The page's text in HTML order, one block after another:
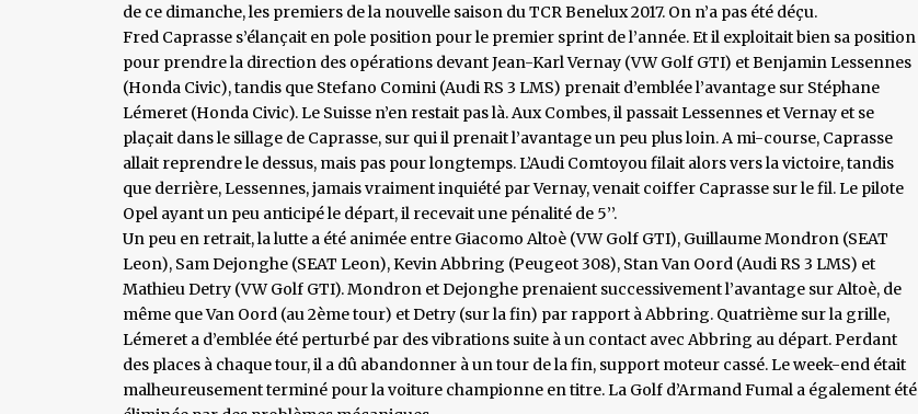
de ce dimanche, les premiers de la nouvelle saison du TCR Benelux 2017. On n’a pas été déçu.
Fred Caprasse s’élançait en pole position pour le premier sprint de l’année. Et il exploitait bien sa position
pour prendre la direction des opérations devant Jean-Karl Vernay (VW Golf GTI) et Benjamin Lessennes
(Honda Civic), tandis que Stefano Comini (Audi RS 3 LMS) prenait d’emblée l’avantage sur Stéphane
Lémeret (Honda Civic). Le Suisse n’en restait pas là. Aux Combes, il passait Lessennes et Vernay et se
plaçait dans le sillage de Caprasse, sur qui il prenait l’avantage un peu plus loin. A mi-course, Caprasse
allait reprendre le dessus, mais pas pour longtemps. L’Audi Comtoyou filait alors vers la victoire, tandis
que derrière, Lessennes, jamais vraiment inquiété par Vernay, venait coiffer Caprasse sur le fil. Le pilote
Opel ayant un peu anticipé le départ, il recevait une pénalité de 5’’.
Un peu en retrait, la lutte a été animée entre Giacomo Altoè (VW Golf GTI), Guillaume Mondron (SEAT
Leon), Sam Dejonghe (SEAT Leon), Kevin Abbring (Peugeot 308), Stan Van Oord (Audi RS 3 LMS) et
Mathieu Detry (VW Golf GTI). Mondron et Dejonghe prenaient successivement l’avantage sur Altoè, de
même que Van Oord (au 2ème tour) et Detry (sur la fin) par rapport à Abbring. Quatrième sur la grille,
Lémeret a d’emblée été perturbé par des vibrations suite à un contact avec Abbring au départ. Perdant
des places à chaque tour, il a dû abandonner à un tour de la fin, support moteur cassé. Le week-end était
malheureusement terminé pour la voiture championne en titre. La Golf d’Armand Fumal a également été